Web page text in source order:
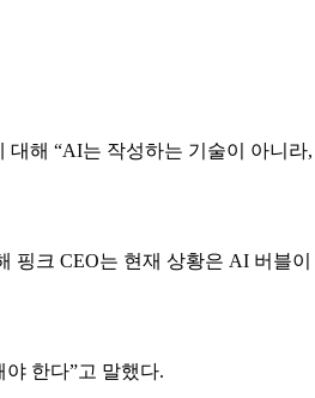
해 “AI는 작성하는 기술이 아니
핑크 CEO는 현재 상황은 AI 버블
한다”고 말했다.